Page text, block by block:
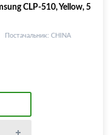
CLP-510, Yellow, 5
Постачальник: CHINA